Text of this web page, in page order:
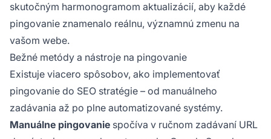
skutočným harmonogramom aktualizácií, aby každé
pingovanie znamenalo reálnu, významnú zmenu na
vašom webe.
Bežné metódy a nástroje na pingovanie
Existuje viacero spôsobov, ako implementovať
pingovanie do SEO stratégie – od manuálneho
zadávania až po plne automatizované systémy.
Manuálne pingovanie spočíva v ručnom zadávaní URL